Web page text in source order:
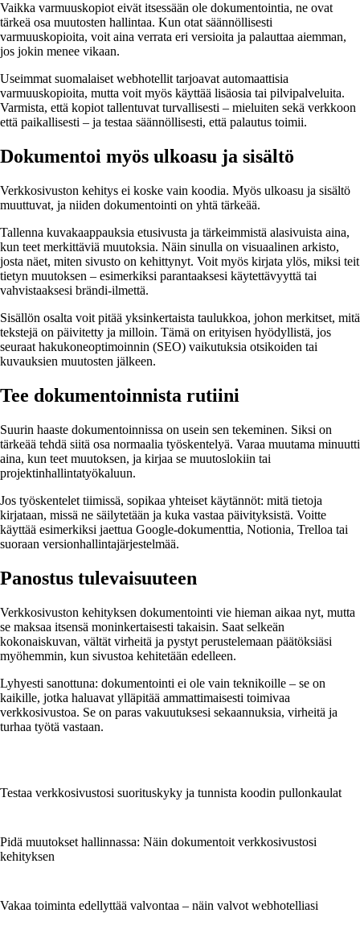
Vaikka varmuuskopiot eivät itsessään ole dokumentointia, ne ovat
tärkeä osa muutosten hallintaa. Kun otat säännöllisesti
varmuuskopioita, voit aina verrata eri versioita ja palauttaa aiemman,
jos jokin menee vikaan.
Useimmat suomalaiset webhotellit tarjoavat automaattisia
varmuuskopioita, mutta voit myös käyttää lisäosia tai pilvipalveluita.
Varmista, että kopiot tallentuvat turvallisesti – mieluiten sekä verkkoon
että paikallisesti – ja testaa säännöllisesti, että palautus toimii.
Dokumentoi myös ulkoasu ja sisältö
Verkkosivuston kehitys ei koske vain koodia. Myös ulkoasu ja sisältö
muuttuvat, ja niiden dokumentointi on yhtä tärkeää.
Tallenna kuvakaappauksia etusivusta ja tärkeimmistä alasivuista aina,
kun teet merkittäviä muutoksia. Näin sinulla on visuaalinen arkisto,
josta näet, miten sivusto on kehittynyt. Voit myös kirjata ylös, miksi teit
tietyn muutoksen – esimerkiksi parantaaksesi käytettävyyttä tai
vahvistaaksesi brändi-ilmettä.
Sisällön osalta voit pitää yksinkertaista taulukkoa, johon merkitset, mitä
tekstejä on päivitetty ja milloin. Tämä on erityisen hyödyllistä, jos
seuraat hakukoneoptimoinnin (SEO) vaikutuksia otsikoiden tai
kuvauksien muutosten jälkeen.
Tee dokumentoinnista rutiini
Suurin haaste dokumentoinnissa on usein sen tekeminen. Siksi on
tärkeää tehdä siitä osa normaalia työskentelyä. Varaa muutama minuutti
aina, kun teet muutoksen, ja kirjaa se muutoslokiin tai
projektinhallintatyökaluun.
Jos työskentelet tiimissä, sopikaa yhteiset käytännöt: mitä tietoja
kirjataan, missä ne säilytetään ja kuka vastaa päivityksistä. Voitte
käyttää esimerkiksi jaettua Google-dokumenttia, Notionia, Trelloa tai
suoraan versionhallintajärjestelmää.
Panostus tulevaisuuteen
Verkkosivuston kehityksen dokumentointi vie hieman aikaa nyt, mutta
se maksaa itsensä moninkertaisesti takaisin. Saat selkeän
kokonaiskuvan, vältät virheitä ja pystyt perustelemaan päätöksiäsi
myöhemmin, kun sivustoa kehitetään edelleen.
Lyhyesti sanottuna: dokumentointi ei ole vain teknikoille – se on
kaikille, jotka haluavat ylläpitää ammattimaisesti toimivaa
verkkosivustoa. Se on paras vakuutuksesi sekaannuksia, virheitä ja
turhaa työtä vastaan.
Testaa verkkosivustosi suorituskyky ja tunnista koodin pullonkaulat
Pidä muutokset hallinnassa: Näin dokumentoit verkkosivustosi
kehityksen
Vakaa toiminta edellyttää valvontaa – näin valvot webhotelliasi